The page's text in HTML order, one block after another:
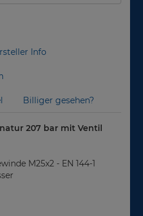
Info
Billiger gesehen?
natur 207 bar mit Ventil
M25x2 - EN 144-1